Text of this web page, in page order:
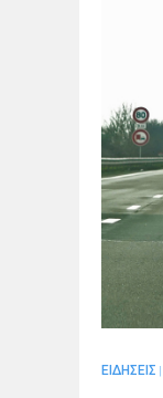
ΕΙΔΗΣΕΙΣ